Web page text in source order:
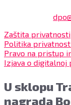
Zaštita privatnosti
Politika
Pravo na pristup
Izjava o digitalnoj
U sklopu
nagrada